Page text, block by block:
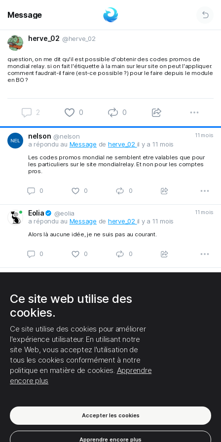
Message
herve_02 @herve_02
question, on me dit qu'il est possible d'obtenir des codes promos de
mondial relay. si on fait l'étiquette à la main sur leur site on peut l'appliquer.
comment faudrait-il faire (est-ce possible ?) pour le faire depuis le module
en BO ?
2 0 0
nelson @nelson 11 mois
a répondu au Message de herve_02 il y a 11 mois
Les codes promos mondial ne semblent etre valables que pour
les particuliers sur le site mondialrelay. Et non pour les comptes
pros.
0
Eolia @eolia 11 mois
a répondu au Message de herve_02 il y a 11 mois
Alors là aucune idée, je ne suis pas au courant.
Ce site web utilise des
cookies.
Ce site utilise des cookies pour améliorer
l'expérience utilisateur. En utilisant notre
site Web, vous acceptez l'utilisation de
tous les cookies conformément à notre
politique en matière de cookies. Apprendre
encore plus
Accepter les cookies
Apprendre encore plus